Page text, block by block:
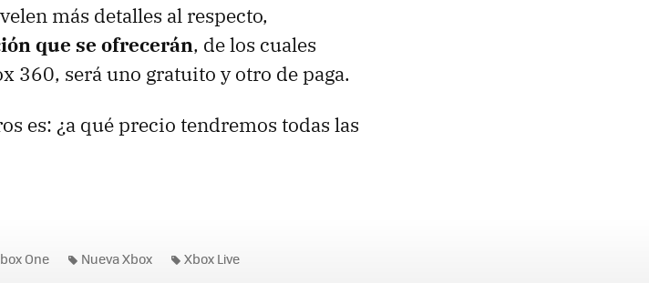
más detalles al respecto,
que se ofrecerán, de los cuales
360, será uno gratuito y otro de paga.
es: ¿a qué precio tendremos todas las
One Nueva Xbox Xbox Live